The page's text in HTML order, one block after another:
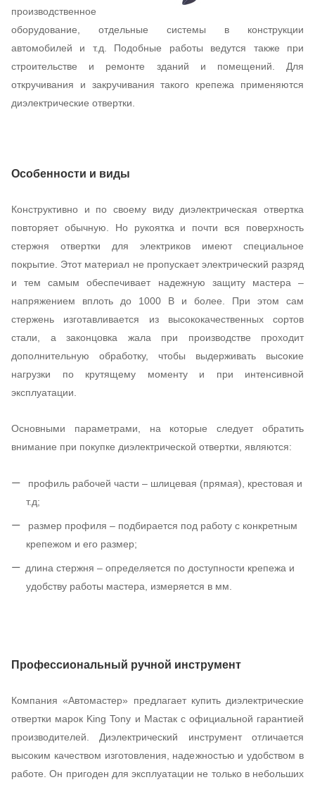
производственное
оборудование, отдельные системы в конструкции
автомобилей и т.д. Подобные работы ведутся также при
строительстве и ремонте зданий и помещений. Для
откручивания и закручивания такого крепежа применяются
диэлектрические отвертки.
Особенности и виды
Конструктивно и по своему виду диэлектрическая отвертка
повторяет обычную. Но рукоятка и почти вся поверхность
стержня отвертки для электриков имеют специальное
покрытие. Этот материал не пропускает электрический разряд
и тем самым обеспечивает надежную защиту мастера –
напряжением вплоть до 1000 В и более. При этом сам
стержень изготавливается из высококачественных сортов
стали, а законцовка жала при производстве проходит
дополнительную обработку, чтобы выдерживать высокие
нагрузки по крутящему моменту и при интенсивной
эксплуатации.
Основными параметрами, на которые следует обратить
внимание при покупке диэлектрической отвертки, являются:
профиль рабочей части – шлицевая (прямая), крестовая и
т.д;
размер профиля – подбирается под работу с конкретным
крепежом и его размер;
длина стержня – определяется по доступности крепежа и
удобству работы мастера, измеряется в мм.
Профессиональный ручной инструмент
Компания «Автомастер» предлагает купить диэлектрические
отвертки марок King Tony и Мастак с официальной гарантией
производителей. Диэлектрический инструмент отличается
высоким качеством изготовления, надежностью и удобством в
работе. Он пригоден для эксплуатации не только в небольших